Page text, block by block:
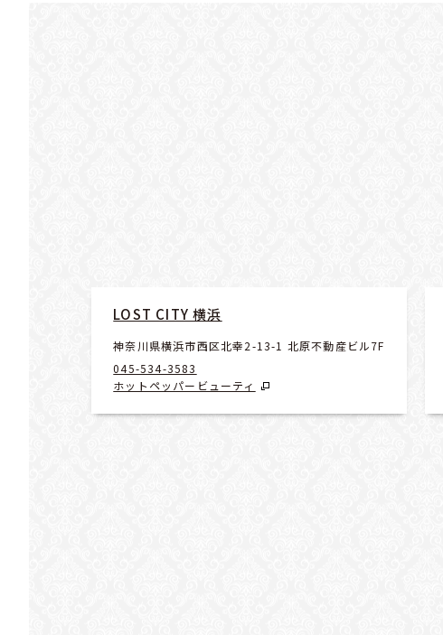
LOST CITY 横浜
神奈川県横浜市西区北幸2-13-1 北原不動産ビル7F
045-534-3583
ホットペッパービューティ